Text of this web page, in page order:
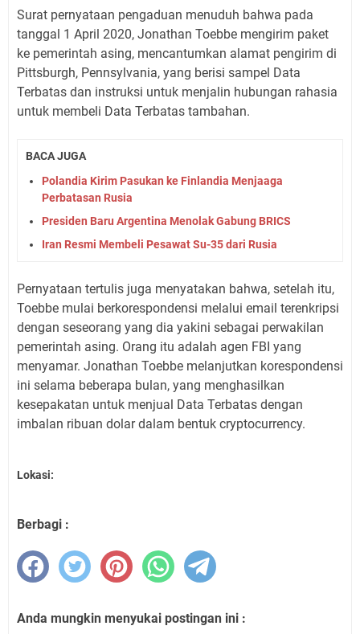
Surat pernyataan pengaduan menuduh bahwa pada
tanggal 1 April 2020, Jonathan Toebbe mengirim paket
ke pemerintah asing, mencantumkan alamat pengirim di
Pittsburgh, Pennsylvania, yang berisi sampel Data
Terbatas dan instruksi untuk menjalin hubungan rahasia
untuk membeli Data Terbatas tambahan.
BACA JUGA
Polandia Kirim Pasukan ke Finlandia Menjaaga
Perbatasan Rusia
Presiden Baru Argentina Menolak Gabung BRICS
Iran Resmi Membeli Pesawat Su-35 dari Rusia
Pernyataan tertulis juga menyatakan bahwa, setelah itu,
Toebbe mulai berkorespondensi melalui email terenkripsi
dengan seseorang yang dia yakini sebagai perwakilan
pemerintah asing. Orang itu adalah agen FBI yang
menyamar. Jonathan Toebbe melanjutkan korespondensi
ini selama beberapa bulan, yang menghasilkan
kesepakatan untuk menjual Data Terbatas dengan
imbalan ribuan dolar dalam bentuk cryptocurrency.
Lokasi:
Berbagi :
Anda mungkin menyukai postingan ini :